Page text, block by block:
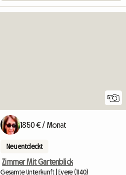
5
1850 € / Monat
Neu entdeckt
Zimmer Mit Gartenblick
Gesamte Unterkunft | Evere (1140)